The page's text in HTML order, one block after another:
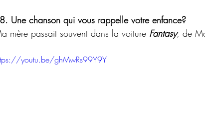
Une chanson qui vous rappelle votre enfance?
mère passait souvent dans la voiture Fantasy, de
youtu.be/ghMwRs99Y9Y